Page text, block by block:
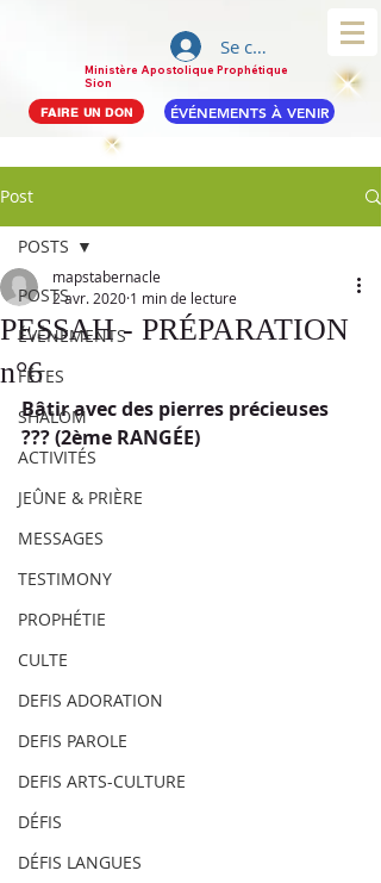
Ministère Apostolique Prophétique
Sion
Se connecter
FAIRE UN DON ÉVÉNEMENTS À VENIR
Post
POSTS
ÉVÉNEMENTS
FÊTES
SHALOM
ACTIVITÉS
JEÛNE & PRIÈRE
MESSAGES
TESTIMONY
PROPHÉTIE
CULTE
DEFIS ADORATION
DEFIS PAROLE
DEFIS ARTS-CULTURE
DÉFIS
DÉFIS LANGUES
POSTS
PESSAH - PRÉPARATION
n°6
mapstabernacle
2 avr. 2020 1 min de lecture
Bâtir avec des pierres précieuses
??? (2ème RANGÉE)